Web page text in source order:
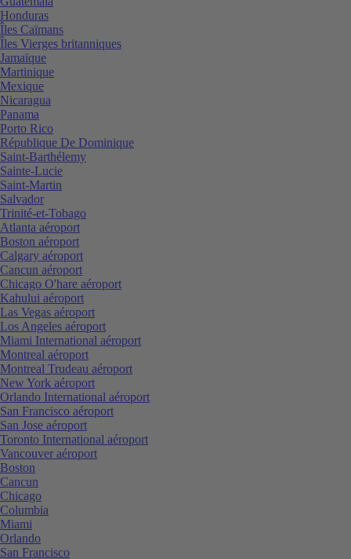
Honduras
Îles Caïmans
Îles Vierges britanniques
Jamaïque
Martinique
Mexique
Nicaragua
Panama
Porto Rico
République De Dominique
Saint-Barthélemy
Sainte-Lucie
Saint-Martin
Salvador
Trinité-et-Tobago
Atlanta aéroport
Boston aéroport
Calgary aéroport
Cancun aéroport
Chicago O'hare aéroport
Kahului aéroport
Las Vegas aéroport
Los Angeles aéroport
Miami International aéroport
Montreal aéroport
Montreal Trudeau aéroport
New York aéroport
Orlando International aéroport
San Francisco aéroport
San Jose aéroport
Toronto International aéroport
Vancouver aéroport
Boston
Cancun
Chicago
Columbia
Miami
Orlando
San Francisco